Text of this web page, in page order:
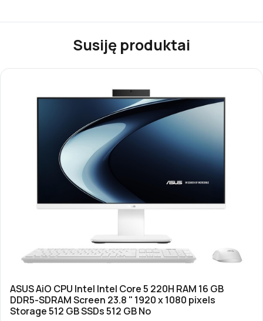
Susiję produktai
ASUS AiO CPU Intel Intel Core 5 220H RAM 16 GB
DDR5-SDRAM Screen 23.8 " 1920 x 1080 pixels
Storage 512 GB SSDs 512 GB No